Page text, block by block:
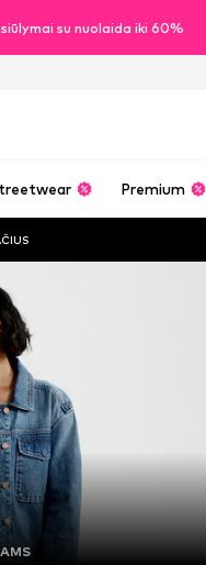
su nuolaida iki 60%
Premium